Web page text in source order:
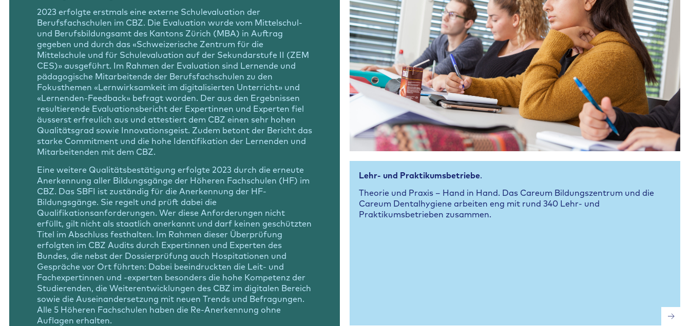
2023 erfolgte erstmals eine externe Schulevaluation der
Berufsfachschulen im CBZ. Die Evaluation wurde vom Mittelschul-
und Berufsbildungsamt des Kantons Zürich (MBA) in Auftrag
gegeben und durch das «Schweizerische Zentrum für die
Mittelschule und für Schulevaluation auf der Sekundarstufe II (ZEM
CES)» ausgeführt. Im Rahmen der Evaluation sind Lernende und
pädagogische Mitarbeitende der Berufsfachschulen zu den
Fokusthemen «Lernwirksamkeit im digitalisierten Unterricht» und
«Lernenden-Feedback» befragt worden. Der aus den Ergebnissen
resultierende Evaluationsbericht der Expertinnen und Experten fiel
äusserst erfreulich aus und attestiert dem CBZ einen sehr hohen
Qualitätsgrad sowie Innovationsgeist. Zudem betont der Bericht das
starke Commitment und die hohe Identifikation der Lernenden und
Mitarbeitenden mit dem CBZ.
Eine weitere Qualitätsbestätigung erfolgte 2023 durch die erneute
Anerkennung aller Bildungsgänge der Höheren Fachschulen (HF) im
CBZ. Das SBFI ist zuständig für die Anerkennung der HF-
Bildungsgänge. Sie regelt und prüft dabei die
Qualifikationsanforderungen. Wer diese Anforderungen nicht
erfüllt, gilt nicht als staatlich anerkannt und darf keinen geschützten
Titel im Abschluss festhalten. Im Rahmen dieser Überprüfung
erfolgten im CBZ Audits durch Expertinnen und Experten des
Bundes, die nebst der Dossierprüfung auch Hospitationen und
Gespräche vor Ort führten: Dabei beeindruckten die Leit- und
Fachexpertinnen und -experten besonders die hohe Kompetenz der
Studierenden, die Weiterentwicklungen des CBZ im digitalen Bereich
sowie die Auseinandersetzung mit neuen Trends und Befragungen.
Alle 5 Höheren Fachschulen haben die Re-Anerkennung ohne
Auflagen erhalten.
Lehr- und Praktikumsbetriebe.
Theorie und Praxis – Hand in Hand. Das Careum Bildungszentrum und die
Careum Dentalhygiene arbeiten eng mit rund 340 Lehr- und
Praktikumsbetrieben zusammen.